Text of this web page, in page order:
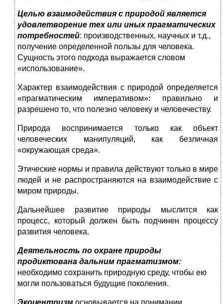
Целью взаимодействия с природой является
удовлетворе­ние тех или иных прагматических
потребностей: производствен­ных, научных и т.д.,
получение определенной пользы для че­ловека.
Сущность этого подхода выражается словом
«исполь­зование».
Характер взаимодействия с природой определяется
«праг­матическим императивом»: правильно и
разрешено то, что по­лезно человеку и человечеству.
Природа воспринимается только как объект
человеческих манипуляций, как безличная
«окружающая среда».
Этические нормы и правила действуют только в мире
лю­дей и не распространяются на взаимодействие с
миром природы.
Дальнейшее развитие природы мыслится как
процесс, ко­торый должен быть подчинен процессу
развития человека.
Деятельность по охране природы
продиктована дальним прагматизмом:
необходимо сохранить природную среду, что­бы ею
могли пользоваться будущие поколения.